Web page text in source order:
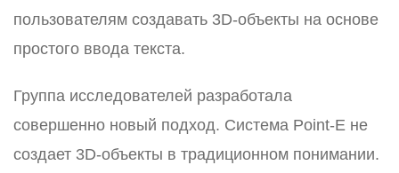
пользователям создавать 3D-объекты на основе
простого ввода текста.
Группа исследователей разработала
совершенно новый подход. Система Point-E не
создает 3D-объекты в традиционном понимании.